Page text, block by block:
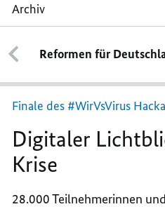
Archiv
Digitaler
Lichtblick
in
der
Krise
Reformen für
Finale des #WirVsVirus
Digitaler
Krise
28.000 Teilnehmerinnen